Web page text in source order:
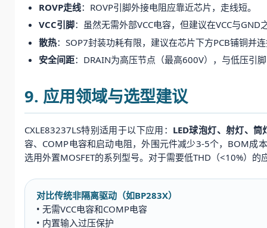
ROVP走线：ROVP引脚外接电阻应靠近芯片，走线短。
VCC引脚：虽然无需外部VCC电容，但建议在VCC与
散热：SOP7封装功耗有限，建议在芯片下方PCB铺铜并
安全间距：DRAIN为高压节点（最高600V），与低压引
9. 应用领域与选型建议
CXLE83237LS特别适用于以下应用： LED球泡灯、射灯、筒
容、COMP电容和启动电阻，外围元件减少3-5个，BOM成
选用外置MOSFET的系列型号。对于需要低THD（<10%）
对比传统非隔离驱动（如BP283X）
• 无需VCC电容和COMP电容
• 内置输入过压保护